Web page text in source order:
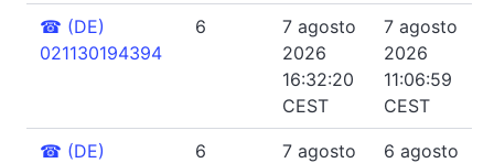
☎ (DE)
021130194394
6
7 agosto
2026
16:32:20
CEST
7 agosto
2026
11:06:59
CEST
☎ (DE)
6
7 agosto
6 agosto